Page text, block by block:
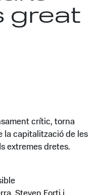
great
crític, torna
la capitalització de les
extremes dretes.